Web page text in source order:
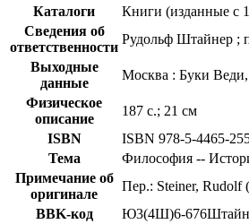
Каталоги
Книги (изданные с
Сведения об
ответственности
Рудольф Штайнер ;
Выходные
данные
Москва : Буки
Физическое
описание
187 с.; 21 см
ISBN
ISBN 978-5-4465-
Тема
Философия --
Примечание об
оригинале
Пер.: Steiner, Rudolf
BBK-код
Ю3(4Ш)6-